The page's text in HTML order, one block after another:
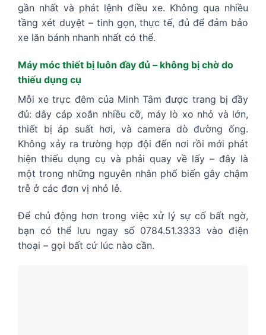
gần nhất và phát lệnh điều xe. Không qua nhiều
tầng xét duyệt – tinh gọn, thực tế, đủ để đảm bảo
xe lăn bánh nhanh nhất có thể.
Máy móc thiết bị luôn đầy đủ – không bị chờ do
thiếu dụng cụ
Mỗi xe trực đêm của Minh Tâm được trang bị đầy
đủ: dây cáp xoắn nhiều cỡ, máy lò xo nhỏ và lớn,
thiết bị áp suất hơi, và camera dò đường ống.
Không xảy ra trường hợp đội đến nơi rồi mới phát
hiện thiếu dụng cụ và phải quay về lấy – đây là
một trong những nguyên nhân phổ biến gây chậm
trễ ở các đơn vị nhỏ lẻ.
Để chủ động hơn trong việc xử lý sự cố bất ngờ,
bạn có thể lưu ngay số 0784.51.3333 vào điện
thoại – gọi bất cứ lúc nào cần.